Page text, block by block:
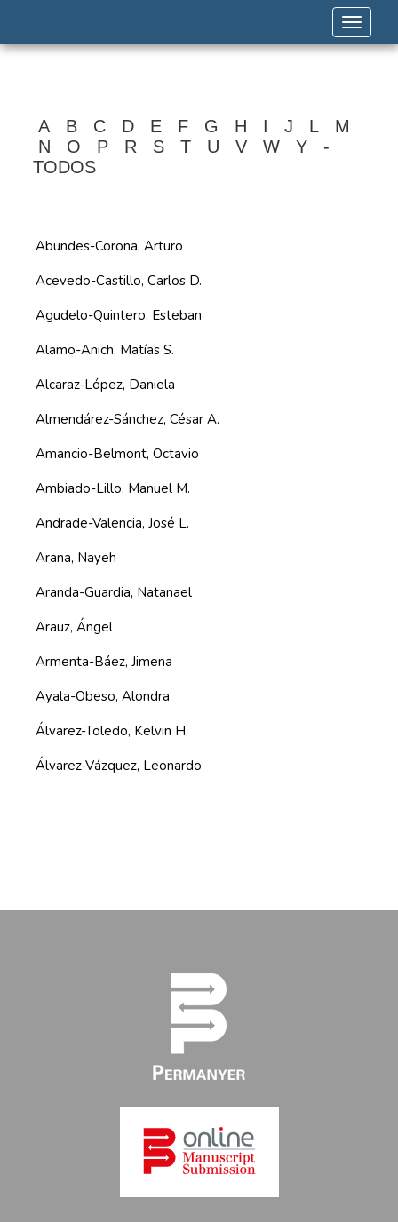
Toggle
A B C D E F G H I J L
M
N
O P R S T U V W Y
-
TODOS
Abundes-Corona, Arturo
Acevedo-Castillo, Carlos D.
Agudelo-Quintero, Esteban
Alamo-Anich, Matías S.
Alcaraz-López, Daniela
Almendárez-Sánchez, César A.
Amancio-Belmont, Octavio
Ambiado-Lillo, Manuel M.
Andrade-Valencia, José L.
Arana, Nayeh
Aranda-Guardia, Natanael
Arauz, Ángel
Armenta-Báez, Jimena
Ayala-Obeso, Alondra
Álvarez-Toledo, Kelvin H.
Álvarez-Vázquez, Leonardo